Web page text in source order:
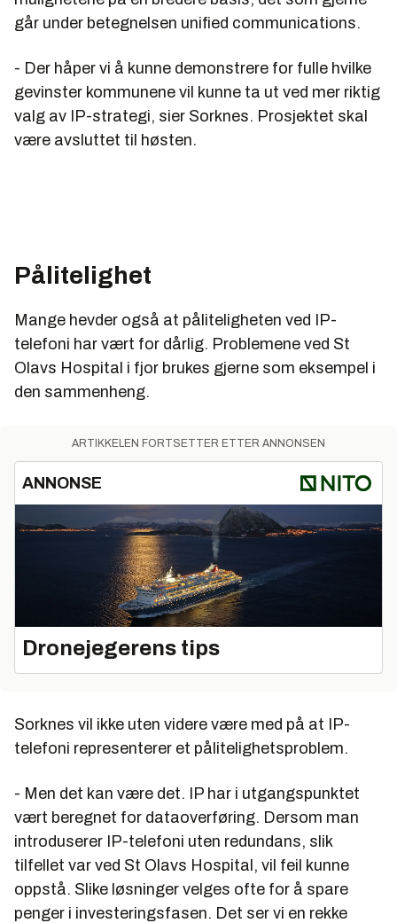
går under betegnelsen unified communications.
- Der håper vi å kunne demonstrere for fulle hvilke
gevinster kommunene vil kunne ta ut ved mer riktig
valg av IP-strategi, sier Sorknes. Prosjektet skal
være avsluttet til høsten.
Pålitelighet
Mange hevder også at påliteligheten ved IP-
telefoni har vært for dårlig. Problemene ved St
Olavs Hospital i fjor brukes gjerne som eksempel i
den sammenheng.
ARTIKKELEN FORTSETTER ETTER ANNONSEN
ANNONSE
Dronejegerens tips
Sorknes vil ikke uten videre være med på at IP-
telefoni representerer et pålitelighetsproblem.
- Men det kan være det. IP har i utgangspunktet
vært beregnet for dataoverføring. Dersom man
introduserer IP-telefoni uten redundans, slik
tilfellet var ved St Olavs Hospital, vil feil kunne
oppstå. Slike løsninger velges ofte for å spare
penger i investeringsfasen. Det ser vi en rekke